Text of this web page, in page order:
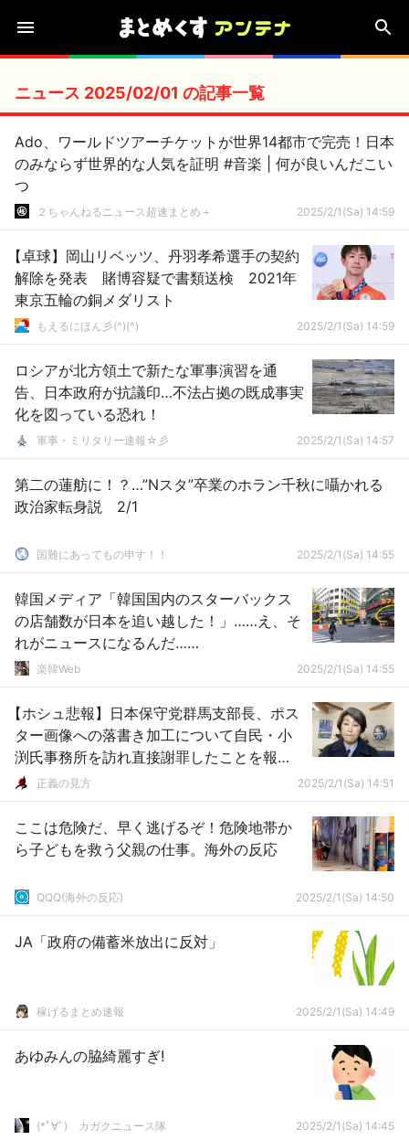
ニュース 2025/02/01 の記事一覧
Ado、ワールドツアーチケットが世界14都市で完売！日本
のみならず世界的な人気を証明 #音楽 | 何が良いんだこい
つ
２ちゃんねるニュース超速まとめ＋ 2025/2/1(Sa) 14:59
【卓球】岡山リベッツ、丹羽孝希選手の契約
解除を発表 賭博容疑で書類送検 2021年
東京五輪の銅メダリスト
もえるにほん彡(^)(^) 2025/2/1(Sa) 14:59
ロシアが北方領土で新たな軍事演習を通
告、日本政府が抗議印…不法占拠の既成事実
化を図っている恐れ！
軍事・ミリタリー速報☆彡 2025/2/1(Sa) 14:57
第二の蓮舫に！？…”Nスタ”卒業のホラン千秋に囁かれる
政治家転身説 2/1
国難にあってもの申す！！ 2025/2/1(Sa) 14:55
韓国メディア「韓国国内のスターバックス
の店舗数が日本を追い越した！」……え、そ
れがニュースになるんだ……
楽韓Web 2025/2/1(Sa) 14:55
【ホシュ悲報】日本保守党群馬支部長、ポス
ター画像への落書き加工について自民・小
渕氏事務所を訪れ直接謝罪したことを報
告 百有さんコメントはよ
正義の見方 2025/2/1(Sa) 14:51
ここは危険だ、早く逃げるぞ！危険地帯か
ら子どもを救う父親の仕事。海外の反応
QQQ(海外の反応) 2025/2/1(Sa) 14:50
JA「政府の備蓄米放出に反対」
稼げるまとめ速報 2025/2/1(Sa) 14:49
あゆみんの脇綺麗すぎ!
(*ﾟ∀ﾟ)ゞカガクニュース隊 2025/2/1(Sa) 14:45